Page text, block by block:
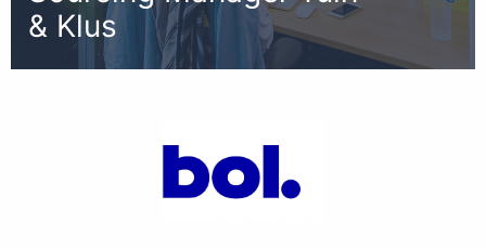
& Klus